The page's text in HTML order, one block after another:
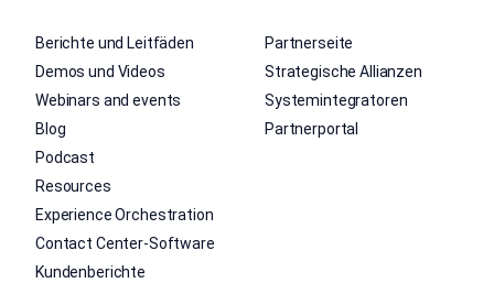
Berichte und Leitfäden
Demos und Videos
Webinars and events
Blog
Podcast
Resources
Experience Orchestration
Contact Center-Software
Kundenberichte
Partnerseite
Strategische Allianzen
Systemintegratoren
Partnerportal